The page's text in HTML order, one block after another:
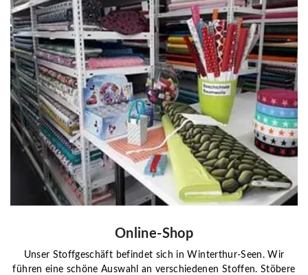
Online-Shop
Unser Stoffgeschäft befindet sich in Winterthur-Seen. Wir
führen eine schöne Auswahl an verschiedenen Stoffen. Stöbere